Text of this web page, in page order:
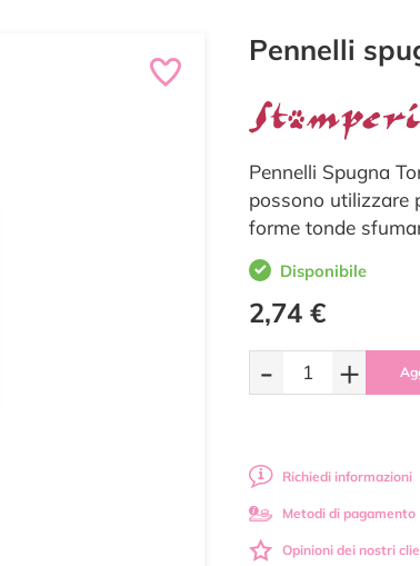
Pennelli
Pennelli Spugna
possono utilizzare
forme tonde
Disponibile
2,74 €
- +
Richiedi informazioni
Metodi di pagamento
Opinioni dei nostri